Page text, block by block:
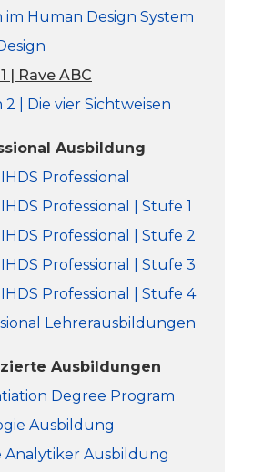
Human Design System
| Rave ABC
| Die vier Sichtweisen
Ausbildung
Professional
Professional | Stufe 1
Professional | Stufe 2
Professional | Stufe 3
Professional | Stufe 4
Lehrerausbildungen
Ausbildungen
Degree Program
Ausbildung
Analytiker Ausbildung